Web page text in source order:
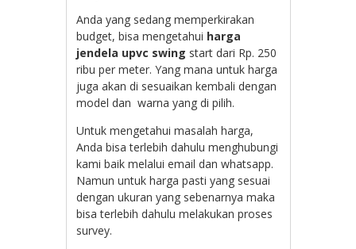
Anda yang sedang memperkirakan
budget, bisa mengetahui harga
jendela upvc swing start dari Rp. 250
ribu per meter. Yang mana untuk harga
juga akan di sesuaikan kembali dengan
model dan warna yang di pilih.
Untuk mengetahui masalah harga,
Anda bisa terlebih dahulu menghubungi
kami baik melalui email dan whatsapp.
Namun untuk harga pasti yang sesuai
dengan ukuran yang sebenarnya maka
bisa terlebih dahulu melakukan proses
survey.